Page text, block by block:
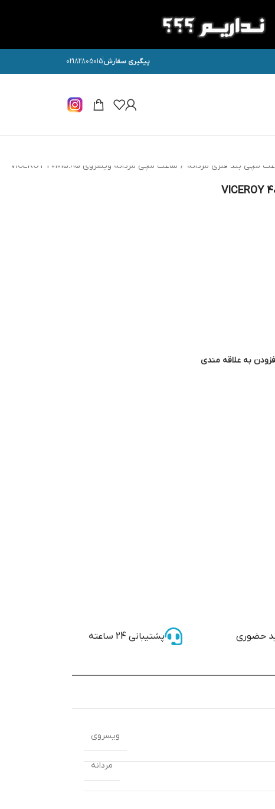
پیگیری سفارش02182805015
مچی بند فلزی مردانه / ساعت مچی مردانه ویسروی VICEROY 401015.85
به علاقه مندی
حضوری پشتیبانی 24 ساعته
مردانه
ویسروی